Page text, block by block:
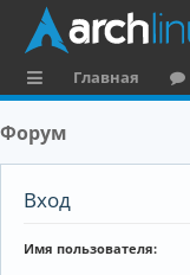
ы
и
Главная
Форум
Вход
Имя пользователя: